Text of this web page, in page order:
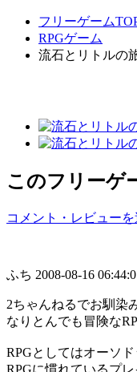
フリーゲーム
RPGゲーム
流石とリトルの
このフリーゲ
コメント・レビュー
ふち 2008-08-16
2ちゃんねるでお馴染
なりとんでも冒険な
RPGとしてはオーソ
RPGに慣れているプ